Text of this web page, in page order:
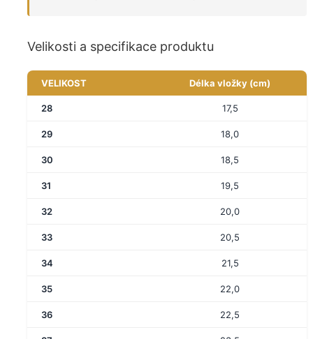
Velikosti a specifikace produktu
VELIKOST Délka vložky (cm)
28 17,5
29 18,0
30 18,5
31 19,5
32 20,0
33 20,5
34 21,5
35 22,0
36 22,5